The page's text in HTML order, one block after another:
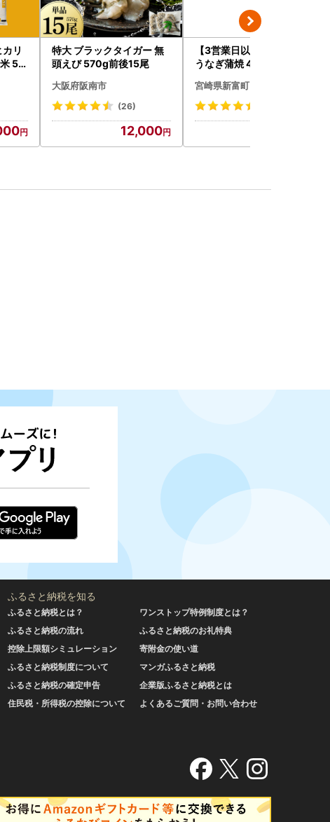
リ
5k
特大 ブラックタイガー 無
頭えび 570g前後15尾
大阪府阪南市
(26)
12,000
【3営業日以内出荷】特大
うなぎ蒲焼 4尾 無頭 840g
宮崎県新富町
ふるさと納税を知る
ふるさと納税とは？
ふるさと納税の流れ
控除上限額シミュレーション
ふるさと納税制度について
ふるさと納税の確定申告
住民税・所得税の控除について
ワンストップ特例制度とは？
ふるさと納税のお礼特典
寄附金の使い道
マンガふるさと納税
企業版ふるさと納税とは
よくあるご質問・お問い合わせ